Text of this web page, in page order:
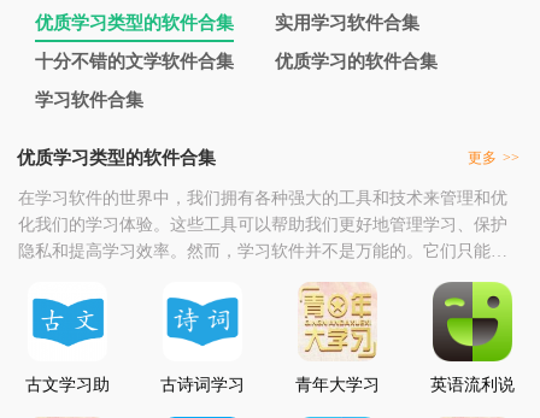
优质学习类型的软件合集
实用学习软件合集
十分不错的文学软件合集
优质学习的软件合集
学习软件合集
优质学习类型的软件合集 更多 >>
在学习软件的世界中，我们拥有各种强大的工具和技术来管理和优
化我们的学习体验。这些工具可以帮助我们更好地管理学习、保护
隐私和提高学习效率。然而，学习软件并不是万能的。它们只能提
供有限的信息和帮助，而真正的智慧来自于我们对学习的深入理解
和运用。因此，我们需要不断地学习和实践，以便更好地利用学习
软件的力量。在未来，随着人工智能和大数据技术的发展，学习软
件将会变得更加强大和智能。我们可以期待更多的创新和突
古文学习助
古诗词学习
青年大学习
英语流利说